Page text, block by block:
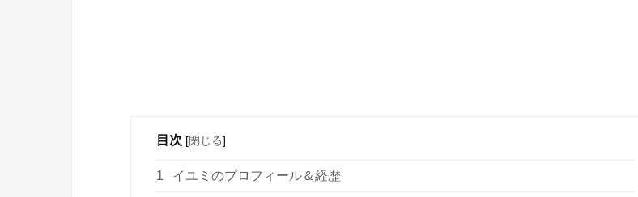
目次 [閉じる]
1 イユミのプロフィール＆経歴